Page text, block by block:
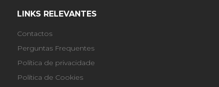
LINKS RELEVANTES
Contactos
Perguntas Frequentes
Política de privacidade
Política de Cookies